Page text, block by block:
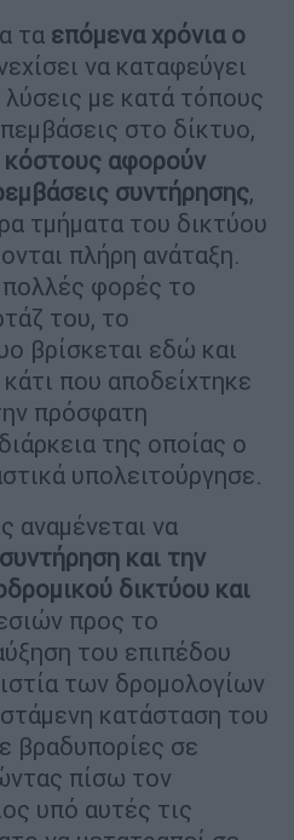
τα επόμενα χρόνια ο
να καταφεύγει
με κατά τόπους
στο δίκτυο,
κόστους αφορούν
συντήρησης,
τμήματα του δικτύου
πλήρη ανάταξη.
φορές το
του, το
βρίσκεται εδώ και
που αποδείχτηκε
πρόσφατη
της οποίας ο
υπολειτούργησε.
αναμένεται να
και την
δικτύου και
προς το
του επιπέδου
των δρομολογίων
κατάσταση του
βραδυπορίες σε
πίσω τον
υπό αυτές τις